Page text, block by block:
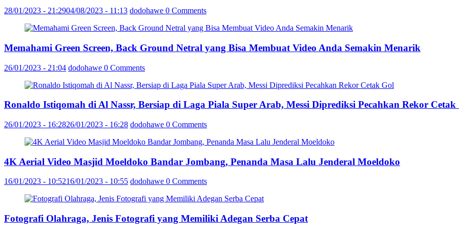
28/01/2023 - 21:2904/08/2023 - 11:13 dodohawe 0 Comments
Memahami Green Screen, Back Ground Netral yang Bisa Membuat Video Anda Semakin Menarik
26/01/2023 - 21:04 dodohawe 0 Comments
Ronaldo Istiqomah di Al Nassr, Bersiap di Laga Piala Super Arab, Messi Diprediksi Pecahkan Rekor Cetak
26/01/2023 - 16:2826/01/2023 - 16:28 dodohawe 0 Comments
4K Aerial Video Masjid Moeldoko Bandar Jombang, Penanda Masa Lalu Jenderal Moeldoko
16/01/2023 - 10:5216/01/2023 - 10:55 dodohawe 0 Comments
Fotografi Olahraga, Jenis Fotografi yang Memiliki Adegan Serba Cepat